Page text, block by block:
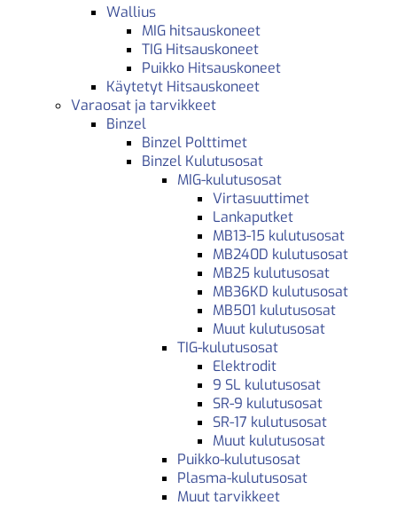
Wallius
MIG hitsauskoneet
TIG Hitsauskoneet
Puikko Hitsauskoneet
Käytetyt Hitsauskoneet
Varaosat ja tarvikkeet
Binzel
Binzel Polttimet
Binzel Kulutusosat
MIG-kulutusosat
Virtasuuttimet
Lankaputket
MB13-15 kulutusosat
MB240D kulutusosat
MB25 kulutusosat
MB36KD kulutusosat
MB501 kulutusosat
Muut kulutusosat
TIG-kulutusosat
Elektrodit
9 SL kulutusosat
SR-9 kulutusosat
SR-17 kulutusosat
Muut kulutusosat
Puikko-kulutusosat
Plasma-kulutusosat
Muut tarvikkeet